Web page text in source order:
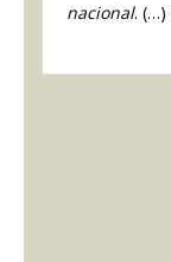
nacional. (…)